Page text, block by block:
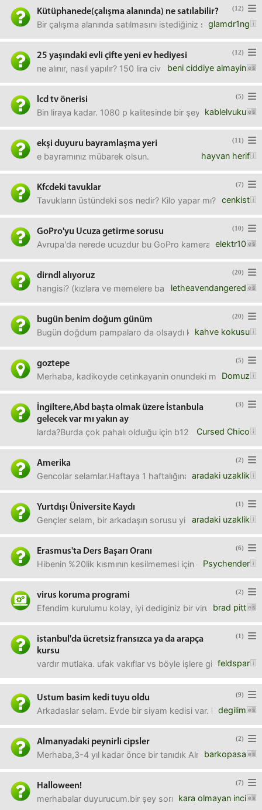
(12)
Kütüphanede(çalışma alanında) ne satılabilir?
glamdr1ng
Bir çalışma alanında satılmasını istediğiniz şeyler
(12)
25 yaşındaki evli çifte yeni ev hediyesi
beni ciddiye almayin
ne alınır, nasıl yapılır? 150 lira civarı bir şeyler mesela?
(5)
lcd tv önerisi
kablelvuku
Bin liraya kadar. 1080 p kalitesinde bir şey arıyorum.
(11)
ekşi duyuru bayramlaşma yeri
hayvan herif
e bayramınız mübarek olsun.
(7)
Kfcdeki tavuklar
cenkist
Tavukların üstündeki sos nedir? Kilo yapar mı?
(10)
GoPro'yu Ucuza getirme sorusu
elektr10
Avrupa'da nerede ucuzdur bu GoPro kameralar?
(20)
dirndl alıyoruz
letheavendangered
hangisi? (kızlara ve memelere bakmadan fikir verin :/ )
(20)
bugün benim doğum günüm
kahve kokusu
Bugün doğdum pampalaro da olsaydı keşke çok
(5)
goztepe
Domuz
Merhaba, kadikoyde cetinkayanin onundeki minibuslerr
(3)
İngiltere,Abd başta olmak üzere İstanbula
gelecek var mı yakın ay
Cursed Chico
larda?Burda çok pahalı olduığu için b12 vitaminlerine
(2)
Amerika
aradaki uzaklik
Gencolar selamlar.Haftaya 1 haftalığına
(1)
Yurtdışı Üniversite Kaydı
aradaki uzaklik
Gençler selam, bir arkadaşın sorusu yine."Şu an bir
(6)
Erasmus'ta Ders Başarı Oranı
Psychender
Hibenin %20lik kısmının kesilmemesi için gereken ders
(2)
virus koruma programi
brad pitt
Efendim kurulumu kolay, iyi dediginiz bir virus koruma
(1)
istanbul'da ücretsiz fransızca ya da arapça
kursu
feldspar
vardır mutlaka. ufak vakıflar vs böyle işlere girişiyor
(9)
Ustum basim kedi tuyu oldu
degilim
Arkadaslar selam. Evde bir siyam kedisi var. Kendisi
(2)
Almanyadaki peynirli cipsler
barkopasa
Merhaba,3-4 yıl kadar önce bir tanıdık Almanya'dan
(7)
Halloween!
kara olmayan inci
merhabalar duyurucum.bir şey sormak istiyorum ama